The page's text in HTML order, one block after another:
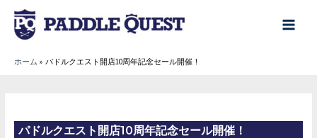
main
ホーム パドルクエスト開店10周年記念セール開催！
パドルクエスト開店10周年記念セール開催！